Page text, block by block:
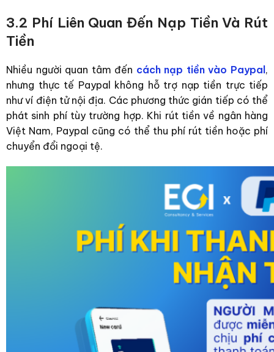
3.2 Phí Liên Quan Đến Nạp Tiền Và Rút
Tiền
Nhiều người quan tâm đến cách nạp tiền vào Paypal,
nhưng thực tế Paypal không hỗ trợ nạp tiền trực tiếp
như ví điện tử nội địa. Các phương thức gián tiếp có thể
phát sinh phí tùy trường hợp. Khi rút tiền về ngân hàng
Việt Nam, Paypal cũng có thể thu phí rút tiền hoặc phí
chuyển đổi ngoại tệ.